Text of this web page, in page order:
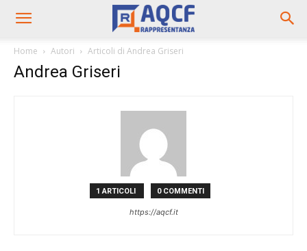
Home Autori Articoli di Andrea Griseri
Andrea Griseri
1 ARTICOLI 0 COMMENTI
https://aqcf.it